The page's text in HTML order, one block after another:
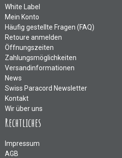
White Label
Mein Konto
Häufig gestellte Fragen (FAQ)
Retoure anmelden
Öffnungszeiten
Zahlungsmöglichkeiten
Versandinformationen
News
Swiss Paracord Newsletter
Kontakt
Wir über uns
Rechtliches
Impressum
AGB